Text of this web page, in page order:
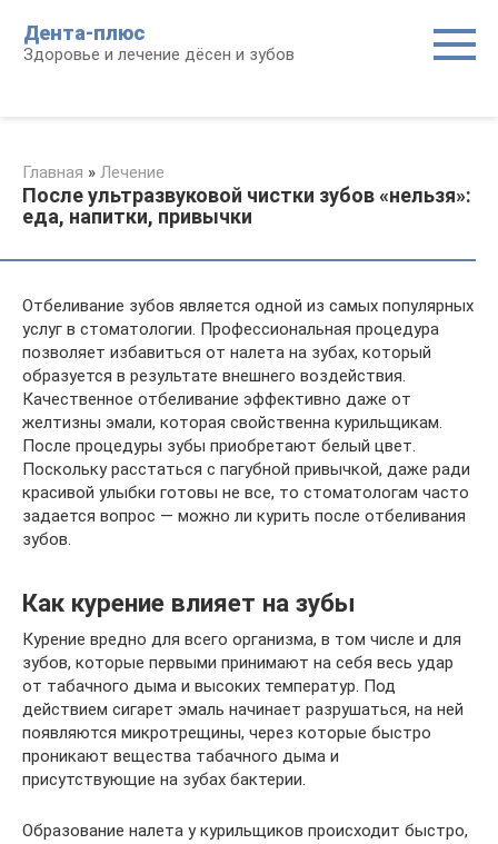
контенту
Дента-плюс
Здоровье и лечение дёсен и зубов
Главная » Лечение
После ультразвуковой чистки зубов «нельзя»:
еда, напитки, привычки
Отбеливание зубов является одной из самых популярных
услуг в стоматологии. Профессиональная процедура
позволяет избавиться от налета на зубах, который
образуется в результате внешнего воздействия.
Качественное отбеливание эффективно даже от
желтизны эмали, которая свойственна курильщикам.
После процедуры зубы приобретают белый цвет.
Поскольку расстаться с пагубной привычкой, даже ради
красивой улыбки готовы не все, то стоматологам часто
задается вопрос — можно ли курить после отбеливания
зубов.
Как курение влияет на зубы
Курение вредно для всего организма, в том числе и для
зубов, которые первыми принимают на себя весь удар
от табачного дыма и высоких температур. Под
действием сигарет эмаль начинает разрушаться, на ней
появляются микротрещины, через которые быстро
проникают вещества табачного дыма и
присутствующие на зубах бактерии.
Образование налета у курильщиков происходит быстро,